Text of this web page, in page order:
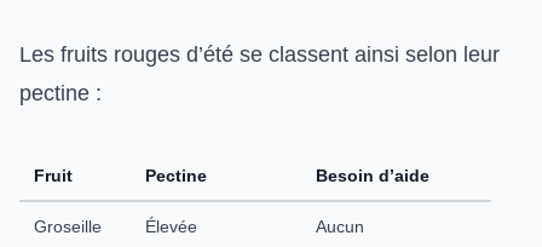
Les fruits rouges d’été se classent ainsi selon leur
pectine :
Fruit Pectine Besoin d’aide
Groseille Élevée Aucun